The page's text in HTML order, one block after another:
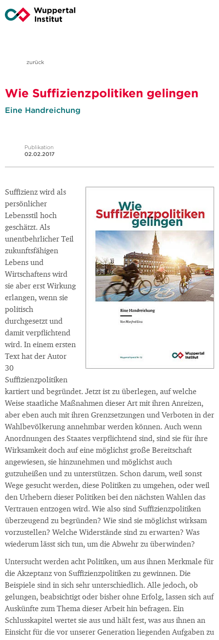
zurück
Wie Suffizienzpolitiken gelingen
Eine Handreichung
Publikation
02.02.2017
Suffizienz wird als
persönlicher
Lebensstil hoch
geschätzt. Als
unentbehrlicher Teil
zukunftsfähigen
Lebens und
Wirtschaftens wird
sie aber erst Wirkung
erlangen, wenn sie
politisch
durchgesetzt und
damit verpflichtend
wird. In einem ersten
Text hat der Autor
30
Suffizienzpolitiken
kartiert und begründet. Jetzt ist zu überlegen, auf welche
Weise staatliche Maßnahmen dieser Art mit ihren Anreizen,
aber eben auch mit ihren Grenzsetzungen und Verboten in der
Wahlbevölkerung annehmbar werden können. Auch wenn
Anordnungen des Staates verpflichtend sind, sind sie für ihre
Wirksamkeit doch auf eine möglichst große Bereitschaft
angewiesen, sie hinzunehmen und möglichst auch
gutzuheißen und zu unterstützen. Schon darum, weil sonst
Wege gesucht werden, diese Politiken zu umgehen, oder weil
den Urhebern dieser Politiken bei den nächsten Wahlen das
Vertrauen entzogen wird. Wie also sind Suffizienzpolitiken
überzeugend zu begründen? Wie sind sie möglichst wirksam
vorzustellen? Welche Widerstände sind zu erwarten? Was
wiederum lässt sich tun, um die Abwehr zu überwinden?
Untersucht werden acht Politiken, um aus ihnen Merkmale für
die Akzeptanz von Suffizienzpolitiken zu gewinnen. Die
Beispiele sind in sich sehr unterschiedlich. Alle jedoch, ob
gelungen, beabsichtigt oder bisher ohne Erfolg, lassen sich auf
Auskünfte zum Thema dieser Arbeit hin befragen. Ein
Schlusskapitel wertet sie aus und hält fest, was aus ihnen an
Einsicht für die vor unserer Generation liegenden Aufgaben zu